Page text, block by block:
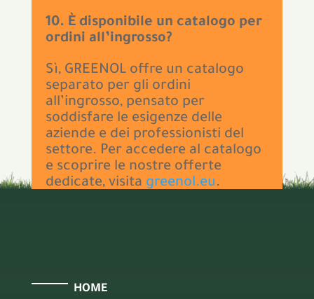
10. È disponibile un catalogo per
ordini all’ingrosso?
Sì, GREENOL offre un catalogo
separato per gli ordini
all’ingrosso, pensato per
soddisfare le esigenze delle
aziende e dei professionisti del
settore. Per accedere al catalogo
e scoprire le nostre offerte
dedicate, visita greenol.eu.
HOME